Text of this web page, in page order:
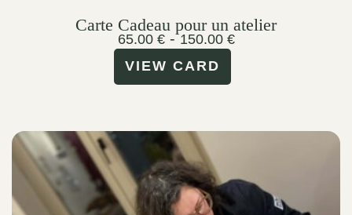
Carte Cadeau pour un atelier
65.00 €-150.00 €
VIEW CARD